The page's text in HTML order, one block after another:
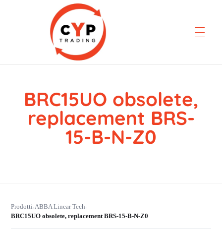
CYP Trading
Professionelle Ersatzteilbeschaffung
BRC15UO obsolete,
replacement BRS-
15-B-N-Z0
Prodotti›ABBA Linear Tech›
BRC15UO obsolete, replacement BRS-15-B-N-Z0